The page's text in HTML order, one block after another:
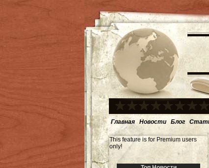
Главная Новости Блог
This feature is for Premium users
only!